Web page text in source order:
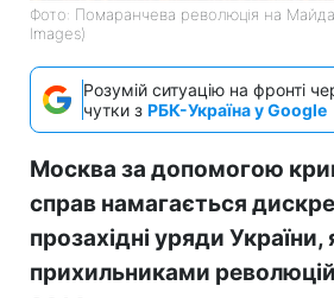
Фото: Помаранчева революція на
Images)
Розумій ситуацію на фронті
чутки з РБК-Україна у Google
Москва за допомогою
справ намагається
прозахідні уряди України,
прихильниками